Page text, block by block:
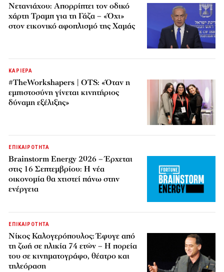
Νετανιάχου: Απορρίπτει τον οδικό
χάρτη Τραμπ για τη Γάζα – «Όχι»
στον εικονικό αφοπλισμό της Χαμάς
ΚΑΡΙΕΡΑ
#TheWorkshapers | OTS: «Όταν η
εμπιστοσύνη γίνεται κινητήριος
δύναμη εξέλιξης»
ΕΠΙΚΑΙΡΟΤΗΤΑ
Brainstorm Energy 2026 – Έρχεται
στις 16 Σεπτεμβρίου: Η νέα
οικονομία θα χτιστεί πάνω στην
ενέργεια
ΕΠΙΚΑΙΡΟΤΗΤΑ
Νίκος Καλογερόπουλος: Έφυγε από
τη ζωή σε ηλικία 74 ετών – Η πορεία
του σε κινηματογράφο, θέατρο και
τηλεόραση